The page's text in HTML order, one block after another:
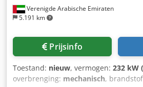
Verenigde Arabische Emiraten
5.191 km
Prijsinfo
Toestand: nieuw, vermogen: 232 kW
overbrenging: mechanisch,